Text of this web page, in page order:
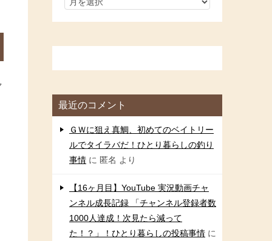
最近のコメント
ＧＷに狙え真鯛、初めてのベイトリー
ルでタイラバだ！ひとり暮らしの釣り
事情 に 匿名 より
【16ヶ月目】YouTube 実況動画チャ
ンネル成長記録 「チャンネル登録者数
1000人達成！次見たら減って
た！？」！ひとり暮らしの投稿事情 に